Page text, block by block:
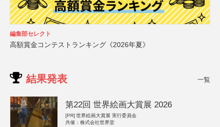
編集部セレクト
高額賞金コンテストランキング《2026年夏》
結果発表 一覧
第22回 世界絵画大賞展 2026
[PR] 世界絵画大賞展 実行委員会
共催：株式会社世界堂